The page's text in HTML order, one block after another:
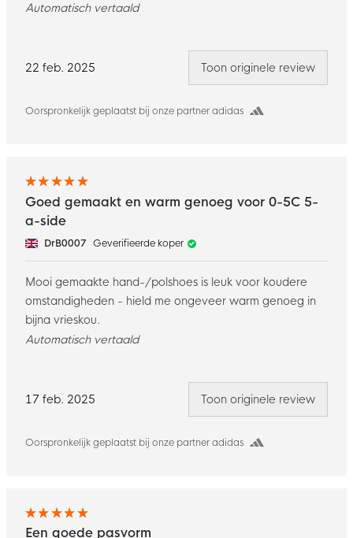
22 feb. 2025
Oorspronkelijk geplaatst bij onze partner adidas
Automatisch vertaald
Toon originele review
17 feb. 2025
Oorspronkelijk geplaatst bij onze partner adidas
Goed gemaakt en warm genoeg voor 0-5C 5-
a-side
DrB0007 Geverifieerde koper
Mooi gemaakte hand-/polshoes is leuk voor koudere
omstandigheden - hield me ongeveer warm genoeg in
bijna vrieskou.
Automatisch vertaald
Toon originele review
Een goede pasvorm